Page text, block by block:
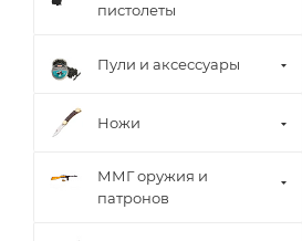
пистолеты
Пули и аксессуары
Ножи
ММГ оружия и
патронов